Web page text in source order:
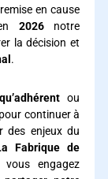
en cause
2026 notre
la décision et
.
qu’adhérentou
continuer à
des enjeux du
Fabrique de
engagez